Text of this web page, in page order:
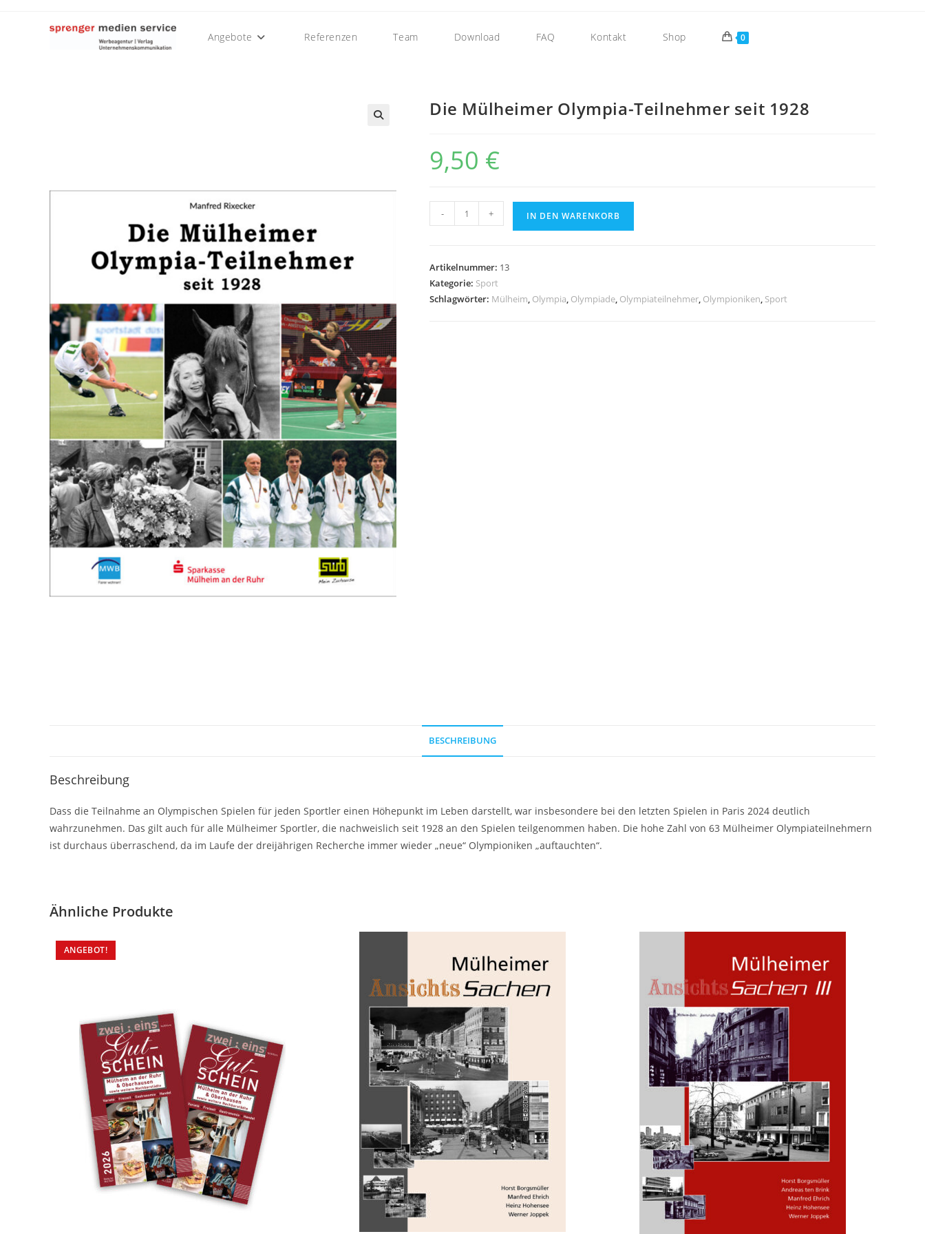
Angebote Referenzen Team Download FAQ Kontakt Shop 0
Die Mülheimer Olympia-Teilnehmer seit 1928
9,50 €
- + IN DEN WARENKORB
Artikelnummer: 13
Kategorie: Sport
Schlagwörter: Mülheim, Olympia, Olympiade, Olympiateilnehmer, Olympioniken, Sport
BESCHREIBUNG
Beschreibung
Dass die Teilnahme an Olympischen Spielen für jeden Sportler einen Höhepunkt im Leben darstellt, war insbesondere bei den letzten Spielen in Paris 2024 deutlich
wahrzunehmen. Das gilt auch für alle Mülheimer Sportler, die nachweislich seit 1928 an den Spielen teilgenommen haben. Die hohe Zahl von 63 Mülheimer Olympiateilnehmern
ist durchaus überraschend, da im Laufe der dreijährigen Recherche immer wieder „neue“ Olympioniken „auftauchten“.
Ähnliche Produkte
ANGEBOT!